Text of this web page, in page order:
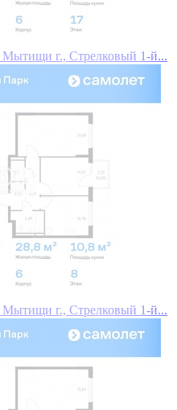
Мытищи г., Стрелковый 1-й...
Мытищи г., Стрелковый 1-й...